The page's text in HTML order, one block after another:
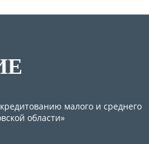
малого и среднего
области»